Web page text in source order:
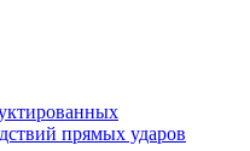
прямых ударов